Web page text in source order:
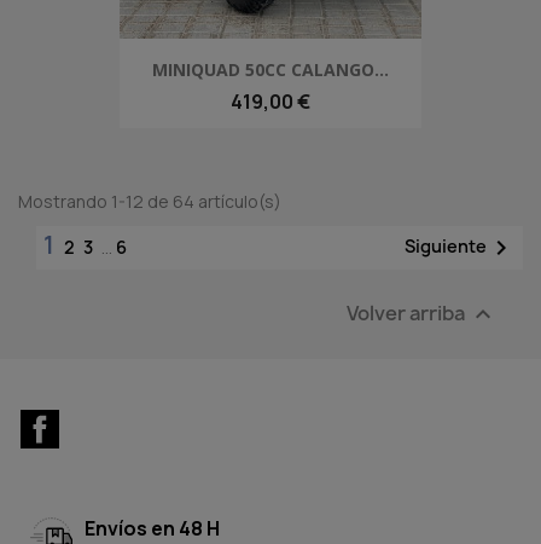
MINIQUAD 50CC CALANGO...
419,00 €
Mostrando 1-12 de 64 artículo(s)
1 2 3 6 Siguiente 
Volver arriba 
Envíos en 48 H